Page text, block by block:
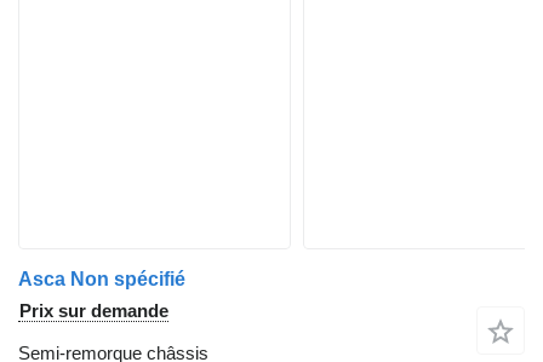
Asca Non spécifié
Prix sur demande
Semi-remorque châssis